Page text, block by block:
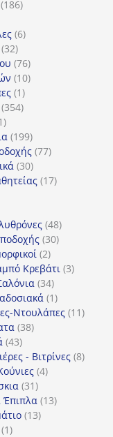
186186
66
3232
προϊόντα
7676
προϊόντα
1010
11
προϊόν
354354
111
προϊόντα
199199
προϊόντα
7777
3030
προϊόντα
1717
4848
προϊόντα
3030
22
προϊόντα
Κρεβάτι 33
3434
προϊόντα
11
προϊόν
Ντουλάπες 1111
3838
4343
προϊόντα
- Βιτρίνες 88
44
3131
προϊόντα
Έπιπλα 1313
1313
11